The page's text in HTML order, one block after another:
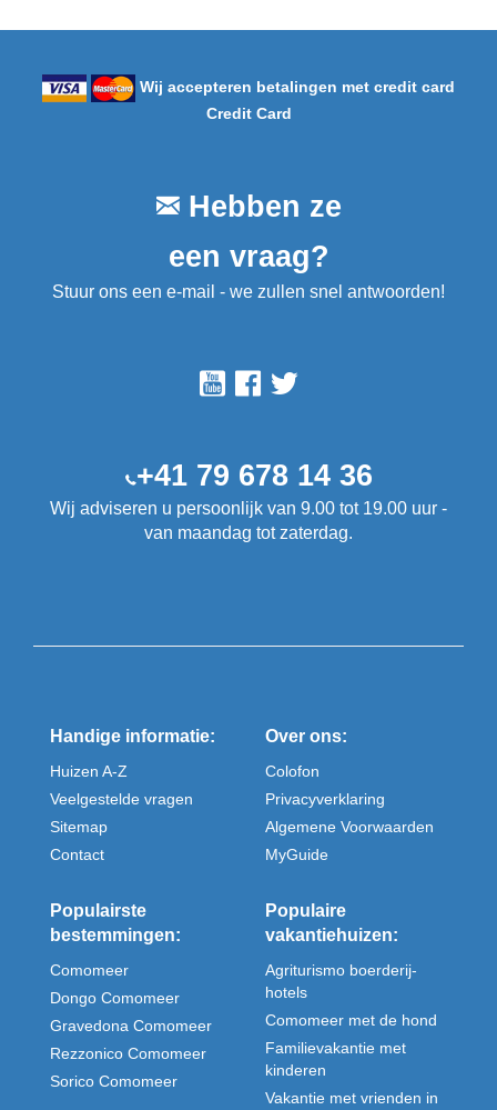
Wij accepteren betalingen met credit card
Credit Card
Hebben ze
een vraag?
Stuur ons een e-mail - we zullen snel antwoorden!
+41 79 678 14 36
Wij adviseren u persoonlijk van 9.00 tot 19.00 uur -
van maandag tot zaterdag.
Handige informatie:
Huizen A-Z
Veelgestelde vragen
Sitemap
Contact
Over ons:
Colofon
Privacyverklaring
Algemene Voorwaarden
MyGuide
Populairste
bestemmingen:
Comomeer
Dongo Comomeer
Gravedona Comomeer
Rezzonico Comomeer
Sorico Comomeer
Populaire
vakantiehuizen:
Agriturismo boerderij-
hotels
Comomeer met de hond
Familievakantie met
kinderen
Vakantie met vrienden in